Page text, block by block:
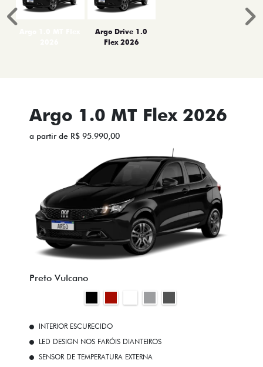
Argo Drive 1.0
Flex 2026
Anterior
Argo 1.0 MT Flex 2026
a partir de R$ 95.990,00
Preto Vulcano
INTERIOR ESCURECIDO
LED DESIGN NOS FARÓIS DIANTEIROS
SENSOR DE TEMPERATURA EXTERNA